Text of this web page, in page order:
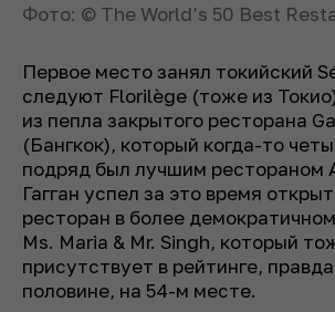
Фото: © The World’s 50 Best
Первое место занял токийский
следуют Florilège (тоже из
из пепла закрытого ресторана
(Бангкок), который когда-то
подряд был лучшим рестораном
Гагган успел за это время
ресторан в более
Ms. Maria & Mr. Singh, который
присутствует в рейтинге,
половине, на 54-м месте.